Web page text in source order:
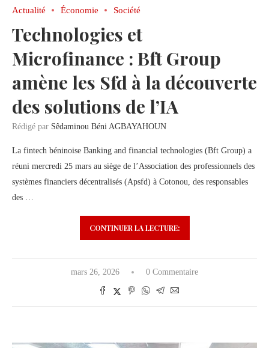
Actualité Économie Société
Technologies et
Microfinance : Bft Group
amène les Sfd à la découverte
des solutions de l’IA
Rédigé par Sêdaminou Béni AGBAYAHOUN
La fintech béninoise Banking and financial technologies (Bft Group) a
réuni mercredi 25 mars au siège de l’Association des professionnels des
systèmes financiers décentralisés (Apsfd) à Cotonou, des responsables
des …
CONTINUER LA LECTURE:
mars 26, 2026 0 Commentaire